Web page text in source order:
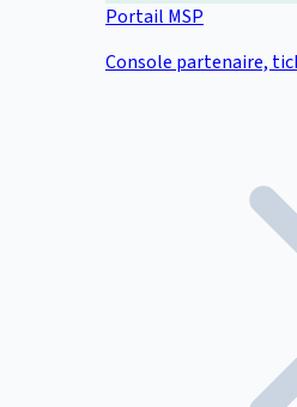
Portail MSP
Console partenaire,